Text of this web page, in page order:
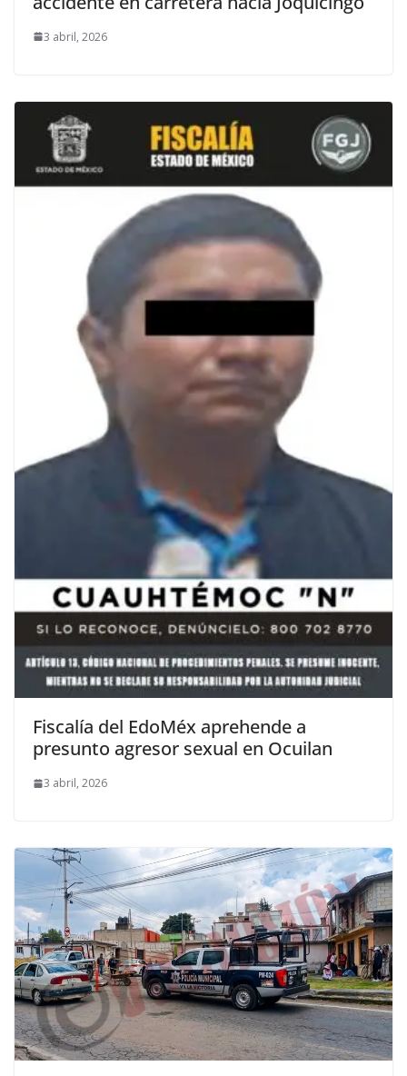
3 abril, 2026
Fiscalía del EdoMéx aprehende a
presunto agresor sexual en Ocuilan
3 abril, 2026